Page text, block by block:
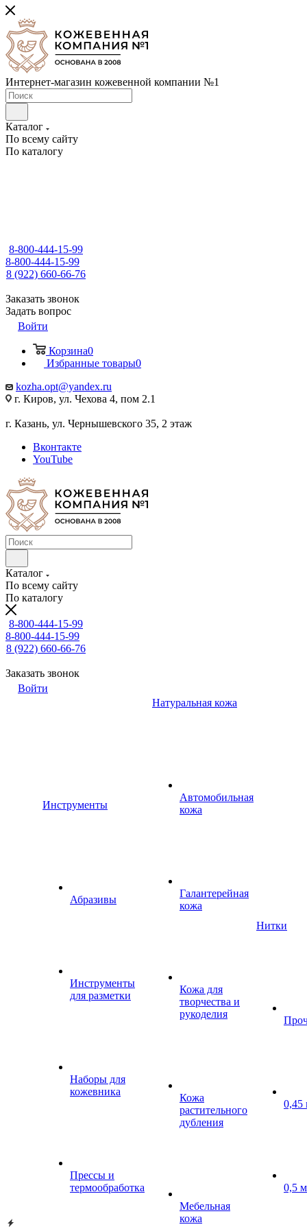
Интернет-магазин кожевенной компании №1
Каталог
По всему сайту
По каталогу
8-800-444-15-99
8-800-444-15-99
8 (922) 660-66-76
Заказать звонок
Задать вопрос
Войти
Корзина0
Избранные товары0
kozha.opt@yandex.ru
г. Киров, ул. Чехова 4, пом 2.1
г. Казань, ул. Чернышевского 35, 2 этаж
Вконтакте
YouTube
Каталог
По всему сайту
По каталогу
8-800-444-15-99
8-800-444-15-99
8 (922) 660-66-76
Заказать звонок
Войти
Инструменты
Абразивы
Инструменты
для разметки
Наборы для
кожевника
Прессы и
термообработка
Натуральная кожа
Автомобильная
кожа
Галантерейная
кожа
Кожа для
творчества и
рукоделия
Кожа
растительного
дубления
Мебельная
кожа
Нитки
0,45
0,5